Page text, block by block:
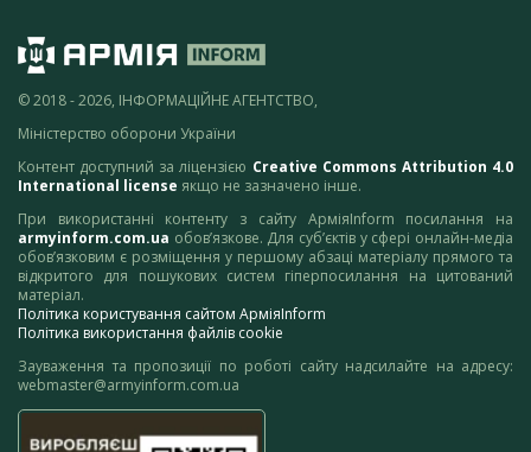
© 2018 - 2026, ІНФОРМАЦІЙНЕ АГЕНТСТВО,
Міністерство оборони України
Контент доступний за ліцензією Creative Commons Attribution 4.0
International license якщо не зазначено інше.
При використанні контенту з сайту АрміяInform посилання на
armyinform.com.ua обов’язкове. Для суб’єктів у сфері онлайн-медіа
обов’язковим є розміщення у першому абзаці матеріалу прямого та
відкритого для пошукових систем гіперпосилання на цитований
матеріал.
Політика користування сайтом АрміяInform
Політика використання файлів cookie
Зауваження та пропозиції по роботі сайту надсилайте на адресу:
webmaster@armyinform.com.ua